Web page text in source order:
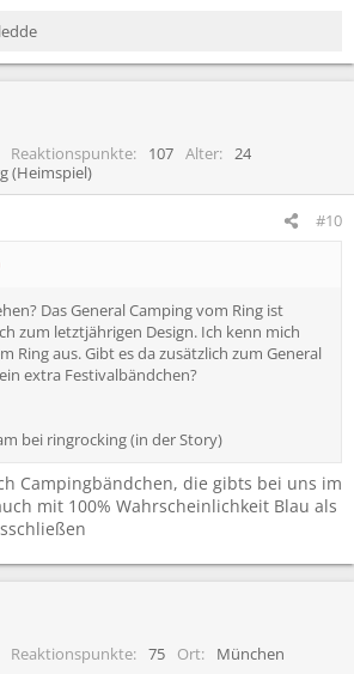
Reaktionspunkte 107 Alter
24
(Heimspiel)
#10
Das General Camping vom Ring ist
zum letztjährigen Design. Ich kenn mich
Ring aus. Gibt es da zusätzlich zum General
extra Festivalbändchen?
bei ringrocking (in der Story)
Campingbändchen, die gibts bei uns im
mit 100% Wahrscheinlichkeit Blau als
Reaktionspunkte 75 Ort München